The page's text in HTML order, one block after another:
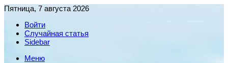
Пятница, 7 августа 2026
Войти
Случайная статья
Sidebar
Меню